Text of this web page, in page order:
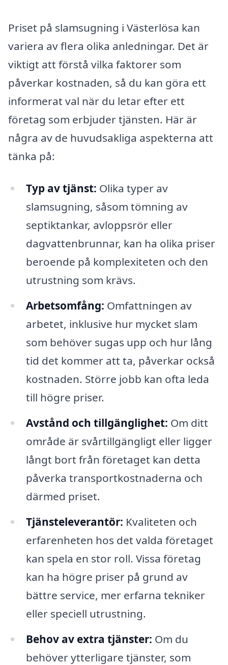
Priset på slamsugning i Västerlösa kan
variera av flera olika anledningar. Det är
viktigt att förstå vilka faktorer som
påverkar kostnaden, så du kan göra ett
informerat val när du letar efter ett
företag som erbjuder tjänsten. Här är
några av de huvudsakliga aspekterna att
tänka på:
Typ av tjänst: Olika typer av
slamsugning, såsom tömning av
septiktankar, avloppsrör eller
dagvattenbrunnar, kan ha olika priser
beroende på komplexiteten och den
utrustning som krävs.
Arbetsomfång: Omfattningen av
arbetet, inklusive hur mycket slam
som behöver sugas upp och hur lång
tid det kommer att ta, påverkar också
kostnaden. Större jobb kan ofta leda
till högre priser.
Avstånd och tillgänglighet: Om ditt
område är svårtillgängligt eller ligger
långt bort från företaget kan detta
påverka transportkostnaderna och
därmed priset.
Tjänsteleverantör: Kvaliteten och
erfarenheten hos det valda företaget
kan spela en stor roll. Vissa företag
kan ha högre priser på grund av
bättre service, mer erfarna tekniker
eller speciell utrustning.
Behov av extra tjänster: Om du
behöver ytterligare tjänster, som